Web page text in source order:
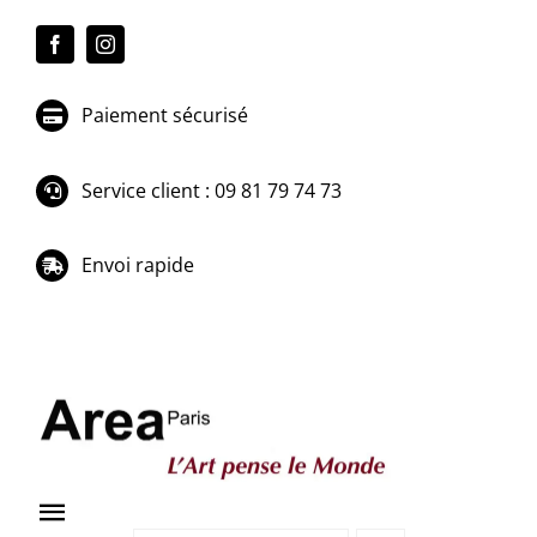
Paiement sécurisé
Service client : 09 81 79 74 73
Envoi rapide